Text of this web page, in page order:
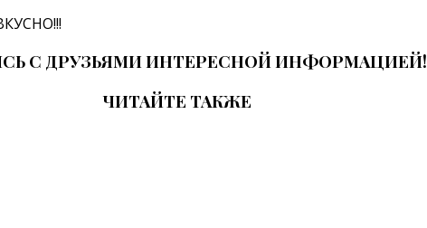
С ДРУЗЬЯМИ ИНТЕРЕСНОЙ ИНФОРМАЦИЕЙ!
ЧИТАЙТЕ ТАКЖЕ